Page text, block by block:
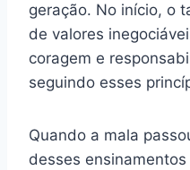
geração. No início, o
de valores
coragem e
seguindo esses
Quando a mala
desses